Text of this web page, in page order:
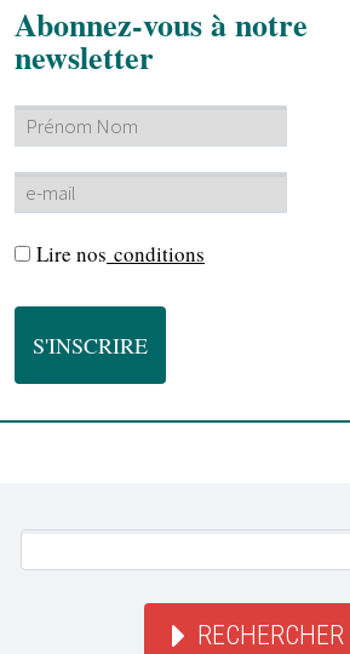
Abonnez-vous à notre
newsletter
Lire nos conditions
RECHERCHER